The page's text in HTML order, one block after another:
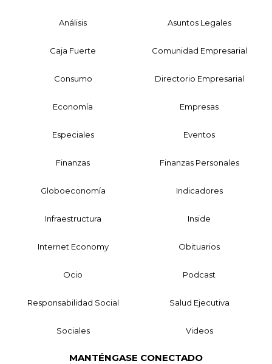
Análisis Asuntos Legales
Caja Fuerte Comunidad Empresarial
Consumo Directorio Empresarial
Economía Empresas
Especiales Eventos
Finanzas Finanzas Personales
Globoeconomía Indicadores
Infraestructura Inside
Internet Economy Obituarios
Ocio Podcast
Responsabilidad Social Salud Ejecutiva
Sociales Videos
MANTÉNGASE CONECTADO